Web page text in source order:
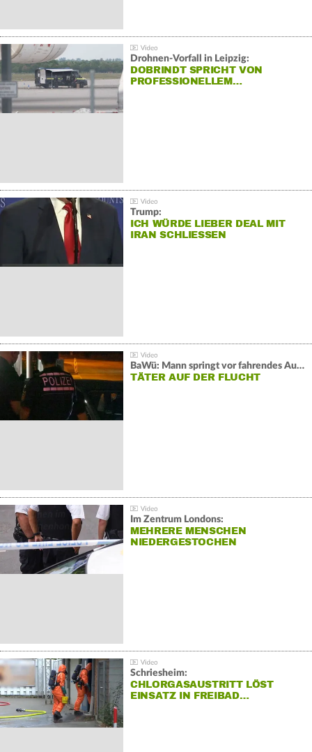
Drohnen-Vorfall in Leipzig:
DOBRINDT SPRICHT VON
PROFESSIONELLEM…
Trump:
ICH WÜRDE LIEBER DEAL MIT
IRAN SCHLIESSEN
BaWü: Mann springt vor fahrendes Auto und schießt
TÄTER AUF DER FLUCHT
Im Zentrum Londons:
MEHRERE MENSCHEN
NIEDERGESTOCHEN
Schriesheim:
CHLORGASAUSTRITT LÖST
EINSATZ IN FREIBAD…